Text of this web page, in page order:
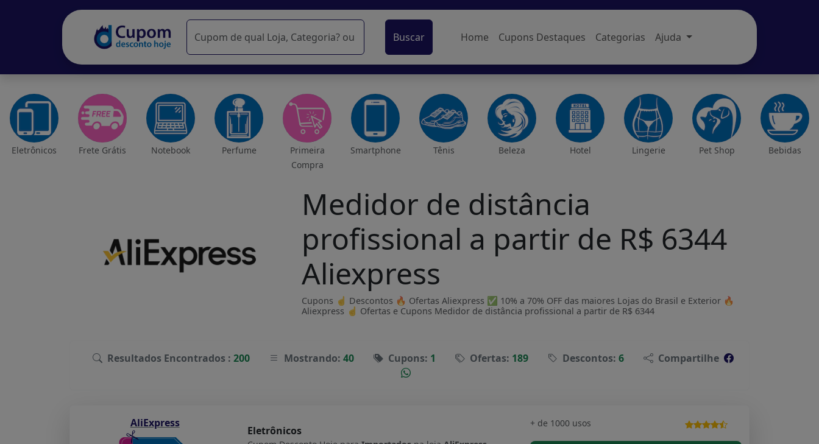
Buscar Home Cupons Destaques Categorias Ajuda
Eletrônicos Frete Grátis Notebook Perfume
Primeira
Compra
Smartphone Tênis Beleza Hotel Lingerie Pet Shop Bebidas
Medidor de distância
profissional a partir de R$ 6344
Aliexpress
Cupons ☝ Descontos 🔥 Ofertas Aliexpress ✅ 10% a 70% OFF das maiores Lojas do Brasil e Exterior 🔥
Aliexpress ☝ Ofertas e Cupons Medidor de distância profissional a partir de R$ 6344
Resultados Encontrados : 200 Mostrando: 40 Cupons: 1 Ofertas: 189 Descontos: 6 Compartilhe
AliExpress
Eletrônicos
+ de 1000 usos